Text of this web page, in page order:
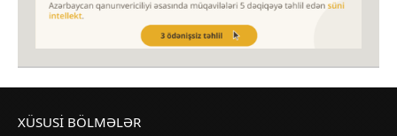
XÜSUSI BÖLMƏLƏR